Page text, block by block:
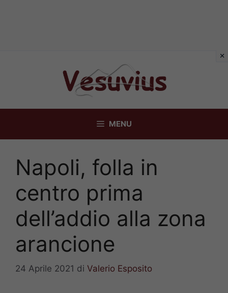
MENU
Napoli, folla in
centro prima
dell’addio alla zona
arancione
24 Aprile 2021 di Valerio Esposito